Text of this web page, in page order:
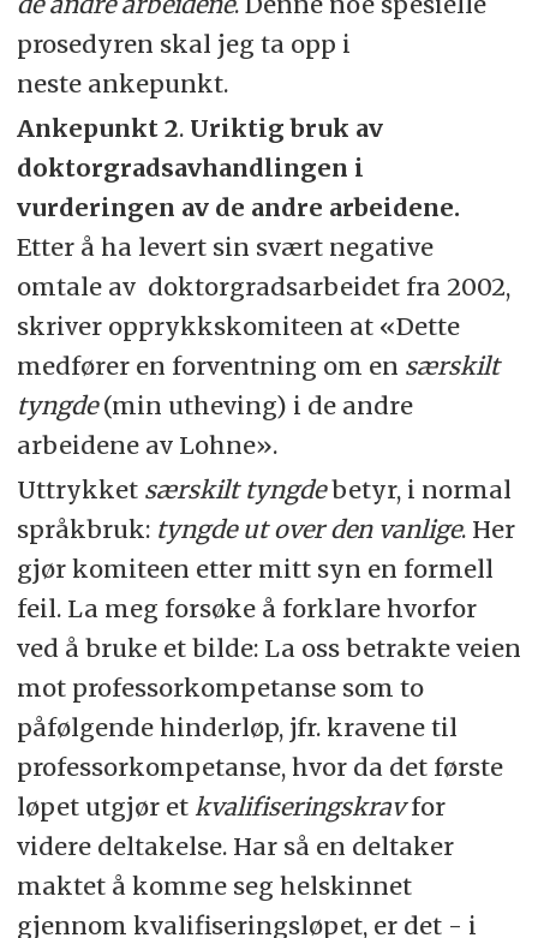
prosedyren skal jeg ta opp i
neste ankepunkt.
Ankepunkt 2.Uriktig bruk av
doktorgradsavhandlingen i
vurderingen av de andre arbeidene.
Etter å ha levert sin svært negative
omtale av doktorgradsarbeidet fra 2002,
skriver opprykkskomiteen at «Dette
medfører en forventning om en særskilt
tyngde(min utheving) i de andre
arbeidene av Lohne».
Uttrykket særskilt tyngdebetyr, i normal
språkbruk: tyngde ut over den vanlige. Her
gjør komiteen etter mitt syn en formell
feil. La meg forsøke å forklare hvorfor
ved å bruke et bilde: La oss betrakte veien
mot professorkompetanse som to
påfølgende hinderløp, jfr. kravene til
professorkompetanse, hvor da det første
løpet utgjør et kvalifiseringskravfor
videre deltakelse. Har så en deltaker
maktet å komme seg helskinnet
gjennom kvalifiseringsløpet, er det - i